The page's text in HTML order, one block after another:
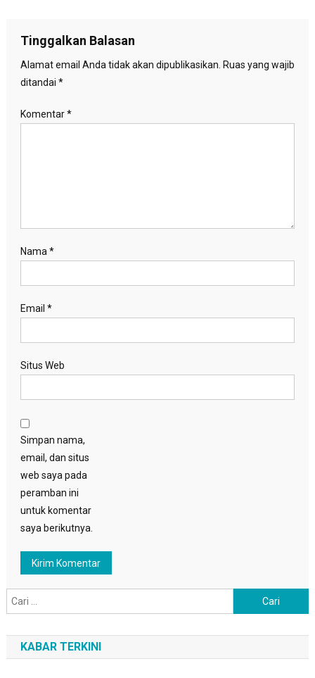
Tinggalkan Balasan
Alamat email Anda tidak akan dipublikasikan. Ruas yang wajib
ditandai *
Komentar*
Nama *
Email *
Situs Web
Simpan nama,
email, dan situs
web saya pada
peramban ini
untuk komentar
saya berikutnya.
untuk:
KABAR TERKINI